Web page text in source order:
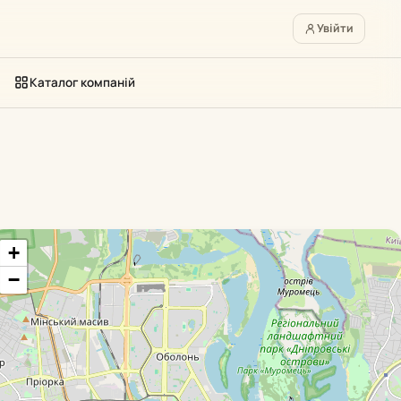
Увійти
Каталог компаній
+
−